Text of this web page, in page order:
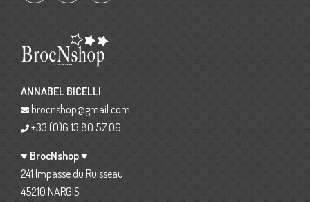
ANNABEL BICELLI
brocnshop@gmail.com
+33 (0)6 13 80 57 06
♥ BrocNshop ♥
241 Impasse du Ruisseau
45210 NARGIS